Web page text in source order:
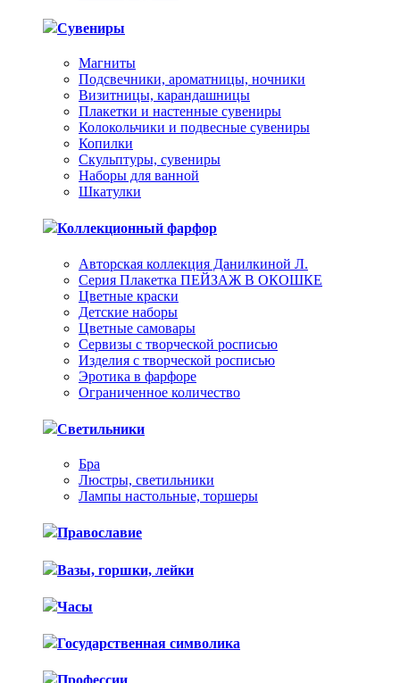
Сувениры
Магниты
Подсвечники, ароматницы, ночники
Визитницы, карандашницы
Плакетки и настенные сувениры
Колокольчики и подвесные сувениры
Копилки
Скульптуры, сувениры
Наборы для ванной
Шкатулки
Коллекционный фарфор
Авторская коллекция Данилкиной Л.
Серия Плакетка ПЕЙЗАЖ В ОКОШКЕ
Цветные краски
Детские наборы
Цветные самовары
Сервизы с творческой росписью
Изделия с творческой росписью
Эротика в фарфоре
Ограниченное количество
Светильники
Бра
Люстры, светильники
Лампы настольные, торшеры
Православие
Вазы, горшки, лейки
Часы
Государственная символика